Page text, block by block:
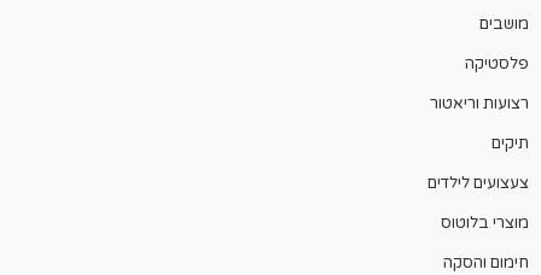
מושבים
פלסטיקה
רצועות וריאטור
תיקים
צעצועים לילדים
מוצרי בלוטוס
חימום והסקה